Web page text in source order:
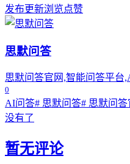
发布更新浏览点赞
思默问答
思默问答官网,智能问答平台
0
AI问答# 思默问答# 思默问答
没有了
暂无评论